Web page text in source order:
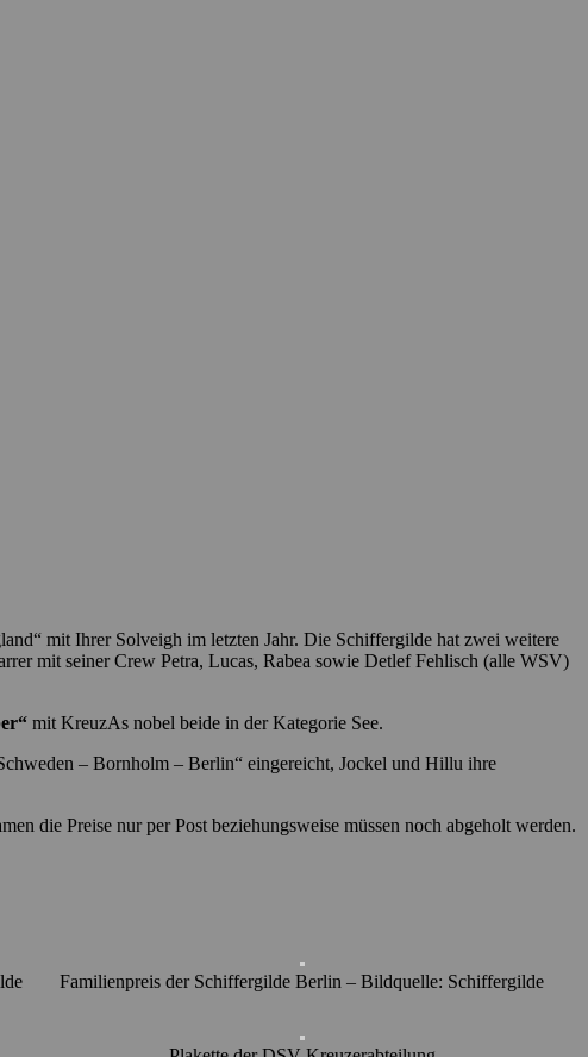
mit Ihrer Solveigh im letzten Jahr. Die Schiffergilde hat zwei weitere
mit seiner Crew Petra, Lucas, Rabea sowie Detlef Fehlisch (alle WSV)
mit KreuzAs nobel beide in der Kategorie See.
– Bornholm – Berlin“ eingereicht, Jockel und Hillu ihre
die Preise nur per Post beziehungsweise müssen noch abgeholt werden.
Familienpreis der Schiffergilde Berlin – Bildquelle: Schiffergilde